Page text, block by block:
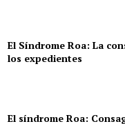
El Síndrome Roa: La
los expedientes
El síndrome Roa: